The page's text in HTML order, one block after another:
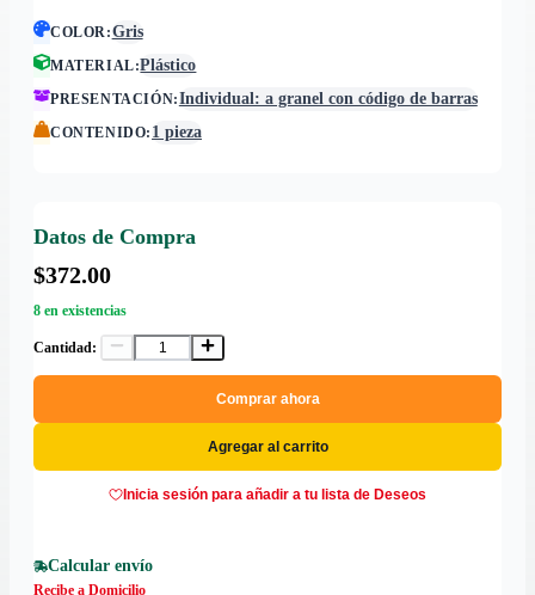
COLOR:Gris
MATERIAL:Plástico
PRESENTACIÓN:Individual: a granel con código de barras
CONTENIDO: 1 pieza
Datos de Compra
$372.00
8 en existencias
Cantidad:
Comprar ahora
Agregar al carrito
Inicia sesión para añadir a tu lista de Deseos
Calcular envío
Recibe a Domicilio